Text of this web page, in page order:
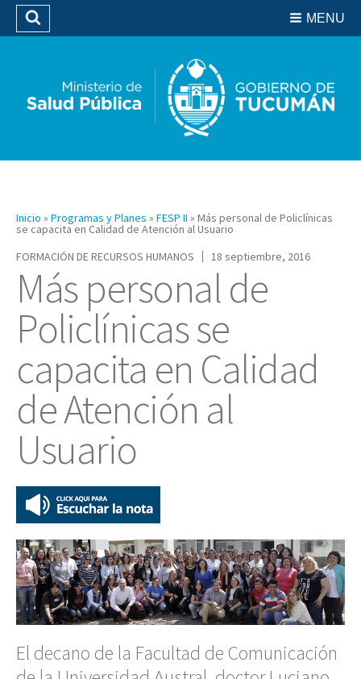
Biblioteca
MENU
Buscar
Inicio » Programas y Planes » FESP II » Más personal de Policlínicas
se capacita en Calidad de Atención al Usuario
FORMACIÓN DE RECURSOS HUMANOS
18 septiembre, 2016
Más personal de
Policlínicas se
capacita en Calidad
de Atención al
Usuario
El decano de la Facultad de Comunicación